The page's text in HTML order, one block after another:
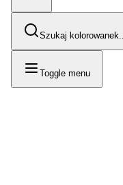
Szukaj
Toggle menu